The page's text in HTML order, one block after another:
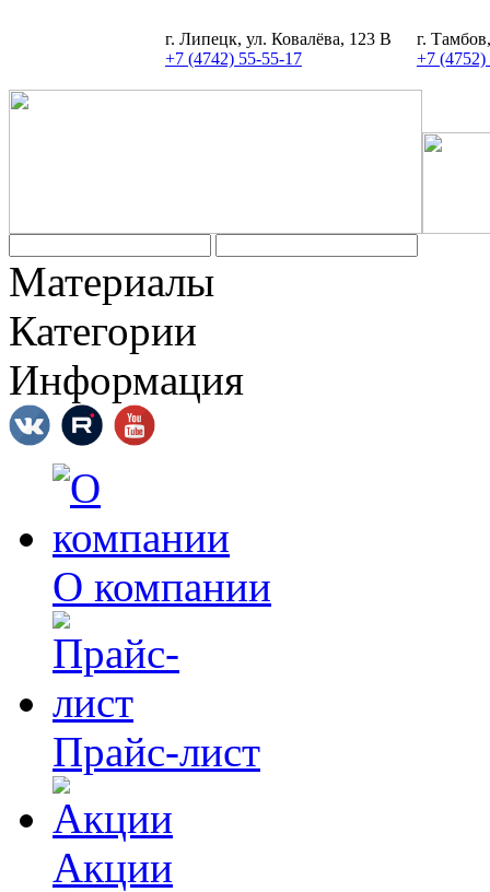
г. Липецк, ул. Ковалёва, 123 В
+7 (4742) 55-55-17
г.
+7 (4752)
Материалы
Категории
Информация
О компании
Прайс-лист
Акции